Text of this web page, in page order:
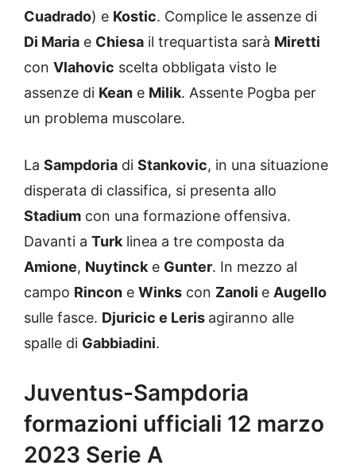
Cuadrado) e Kostic. Complice le assenze di
Di Maria e Chiesa il trequartista sarà Miretti
con Vlahovic scelta obbligata visto le
assenze di Kean e Milik. Assente Pogba per
un problema muscolare.
La Sampdoria di Stankovic, in una situazione
disperata di classifica, si presenta allo
Stadium con una formazione offensiva.
Davanti a Turk linea a tre composta da
Amione, Nuytinck e Gunter. In mezzo al
campo Rincon e Winks con Zanoli e Augello
sulle fasce. Djuricic e Leris agiranno alle
spalle di Gabbiadini.
Juventus-Sampdoria
formazioni ufficiali 12 marzo
2023 Serie A